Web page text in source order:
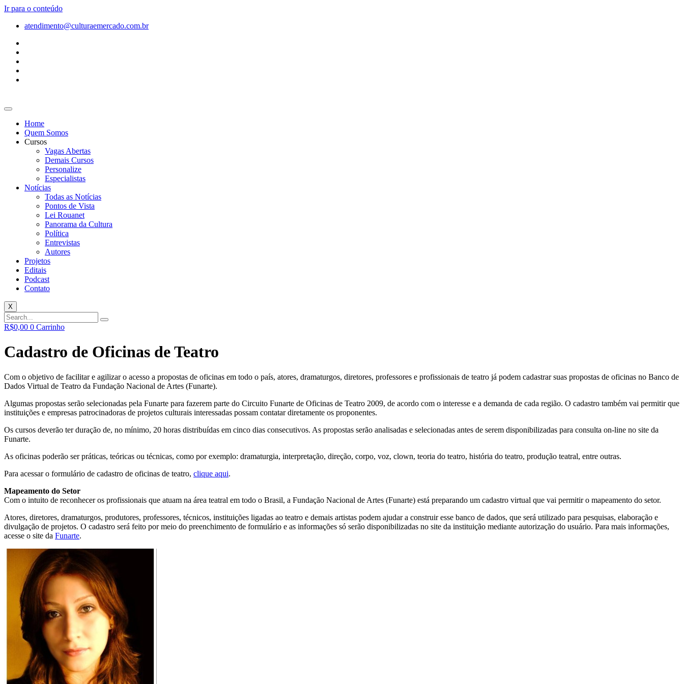
Ir para o conteúdo
atendimento@culturaemercado.com.br
Home
Quem Somos
Cursos
Vagas Abertas
Demais Cursos
Personalize
Especialistas
Notícias
Todas as Notícias
Pontos de Vista
Lei Rouanet
Panorama da Cultura
Política
Entrevistas
Autores
Projetos
Editais
Podcast
Contato
X
R$0,00 0 Carrinho
Cadastro de Oficinas de Teatro
Com o objetivo de facilitar e agilizar o acesso a propostas de oficinas em todo o país, atores, dramaturgos, diretores, professores e profissionais de teatro já podem cadastrar suas propostas de oficinas no Banco de
Dados Virtual de Teatro da Fundação Nacional de Artes (Funarte).
Algumas propostas serão selecionadas pela Funarte para fazerem parte do Circuito Funarte de Oficinas de Teatro 2009, de acordo com o interesse e a demanda de cada região. O cadastro também vai permitir que
instituições e empresas patrocinadoras de projetos culturais interessadas possam contatar diretamente os proponentes.
Os cursos deverão ter duração de, no mínimo, 20 horas distribuídas em cinco dias consecutivos. As propostas serão analisadas e selecionadas antes de serem disponibilizadas para consulta on-line no site da
Funarte.
As oficinas poderão ser práticas, teóricas ou técnicas, como por exemplo: dramaturgia, interpretação, direção, corpo, voz, clown, teoria do teatro, história do teatro, produção teatral, entre outras.
Para acessar o formulário de cadastro de oficinas de teatro, clique aqui.
Mapeamento do Setor
Com o intuito de reconhecer os profissionais que atuam na área teatral em todo o Brasil, a Fundação Nacional de Artes (Funarte) está preparando um cadastro virtual que vai permitir o mapeamento do setor.
Atores, diretores, dramaturgos, produtores, professores, técnicos, instituições ligadas ao teatro e demais artistas podem ajudar a construir esse banco de dados, que será utilizado para pesquisas, elaboração e
divulgação de projetos. O cadastro será feito por meio do preenchimento de formulário e as informações só serão disponibilizadas no site da instituição mediante autorização do usuário. Para mais informações,
acesse o site da Funarte.